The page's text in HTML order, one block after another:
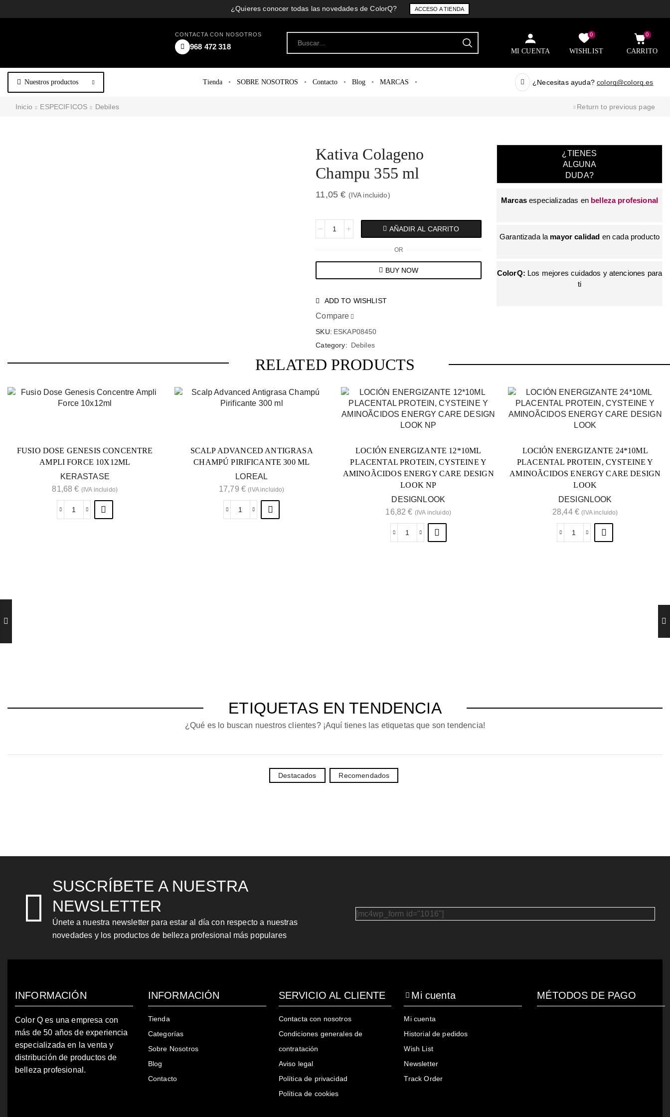
¿Quieres conocer todas las novedades de ColorQ? ACCESO A TIENDA
CONTACTA CON NOSOTROS
968 472 318 MI CUENTA
0
WISHLIST
0
CARRITO
Nuestros productos Tienda SOBRE NOSOTROS Contacto Blog MARCAS ¿Necesitas ayuda?colorq@colorq.es
Inicio ESPECIFICOS Debiles Return to previous page
Kativa Colageno
Champu 355 ml
11,05€ (IVA incluido)
AÑADIR AL CARRITO
OR
BUY NOW
ADD TO WISHLIST
Compare
SKU: ESKAP08450
Category: Debiles
¿TIENES
ALGUNA
DUDA?
Marcasespecializadas en belleza profesional
Garantizada la mayor calidad en cada producto
ColorQ: Los mejores cuidados y atenciones para
ti
LA BELLEZA
MÁS
RELATED PRODUCTS
FUSIO DOSE GENESIS CONCENTRE
AMPLI FORCE 10X12ML
KERASTASE
81,68€ (IVA incluido)
SCALP ADVANCED ANTIGRASA
CHAMPÚ PIRIFICANTE 300 ML
LOREAL
17,79 € (IVA incluido)
LOCIÓN ENERGIZANTE 12*10ML
PLACENTAL PROTEIN, CYSTEINE Y
AMINOÃCIDOS ENERGY CARE DESIGN
LOOK NP
DESIGNLOOK
16,82€ (IVA incluido)
LOCIÓN ENERGIZANTE 24*10ML
PLACENTAL PROTEIN, CYSTEINE Y
AMINOÃCIDOS ENERGY CARE DESIGN
LOOK
DESIGNLOOK
28,44 € (IVA incluido)
ETIQUETAS EN TENDENCIA
¿Qué es lo buscan nuestros clientes? ¡Aquí tienes las etiquetas que son tendencia!
Destacados Recomendados
SUSCRÍBETE A NUESTRA
NEWSLETTER
Únete a nuestra newsletter para estar al día con respecto a nuestras
novedades y los productos de belleza profesional más populares
[mc4wp_form id="1016"]
INFORMACIÓN
Color Q es una empresa con
más de 50 años de experiencia
especializada en la venta y
distribución de productos de
belleza profesional.
INFORMACIÓN
Tienda
Categorías
Sobre Nosotros
Blog
Contacto
SERVICIO AL CLIENTE
Contacta con nosotros
Condiciones generales de
contratación
Aviso legal
Política de privacidad
Política de cookies
Mi cuenta
Mi cuenta
Historial de pedidos
Wish List
Newsletter
Track Order
MÉTODOS DE PAGO